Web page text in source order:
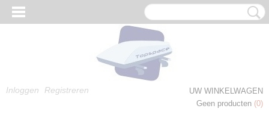
Inloggen Registreren
UW WINKELWAGEN
Geen producten (0)